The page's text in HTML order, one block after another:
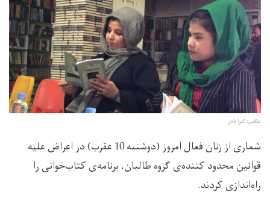
عکاس:‌ کبرا نادر
شماری از زنان فعال امروز (دوشنبه 10 عقرب) در اعراض علیه
قوانین محدود کننده‌ی گروه طالبان، برنامه‌ی کتاب‌خوانی را
راه‌اندازی کردند.